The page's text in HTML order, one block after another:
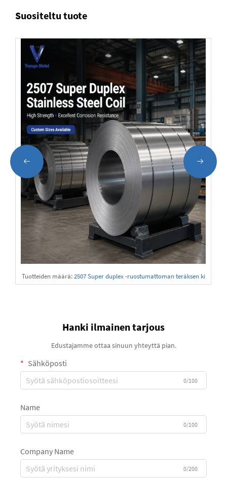
Suositeltu tuote
Tuotteiden määrä:2507 Super duplex -ruostumattoman teräksen ki
Hanki ilmainen tarjous
Edustajamme ottaa sinuun yhteyttä pian.
Sähköposti
0/100
Name
0/100
Company Name
0/200